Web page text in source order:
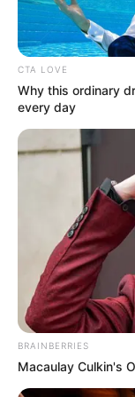
CTA LOVE
Why this ordinary
every day
BRAINBERRIES
Macaulay Culkin's